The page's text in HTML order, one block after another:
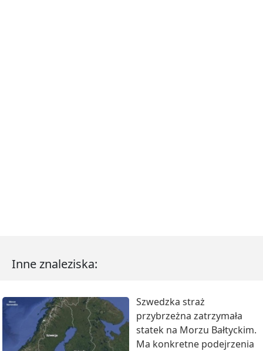
Inne znaleziska:
Szwedzka straż
przybrzeżna zatrzymała
statek na Morzu Bałtyckim.
Ma konkretne podejrzenia